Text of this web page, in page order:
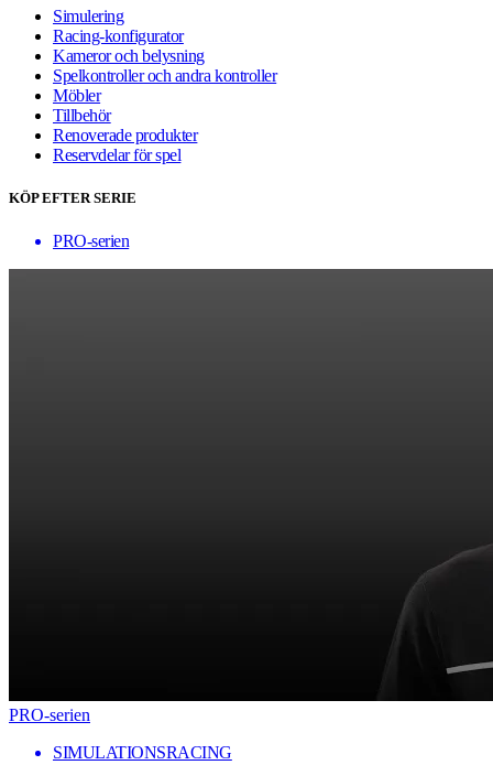
Simulering
Racing-konfigurator
Kameror och belysning
Spelkontroller och andra kontroller
Möbler
Tillbehör
Renoverade produkter
Reservdelar för spel
KÖP EFTER SERIE
PRO-serien
PRO-serien
SIMULATIONSRACING